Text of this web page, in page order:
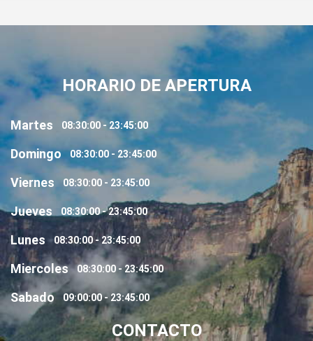
HORARIO DE APERTURA
Martes 08:30:00 - 23:45:00
Domingo 08:30:00 - 23:45:00
Viernes 08:30:00 - 23:45:00
Jueves 08:30:00 - 23:45:00
Lunes 08:30:00 - 23:45:00
Miercoles 08:30:00 - 23:45:00
Sabado 09:00:00 - 23:45:00
CONTACTO